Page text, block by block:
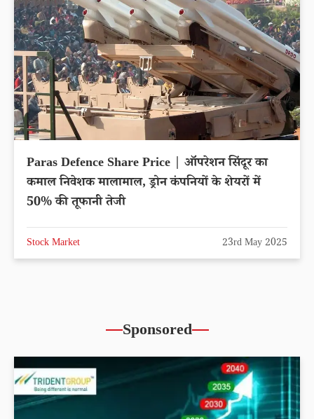
Paras Defence Share Price | ऑपरेशन सिंदूर का
कमाल निवेशक मालामाल, ड्रोन कंपनियों के शेयरों में
50% की तूफानी तेजी
Stock Market 23rd May 2025
Sponsored